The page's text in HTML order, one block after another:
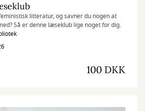
litteratur, og savner du nogen at
Så er denne læseklub lige noget for dig.
100 DKK